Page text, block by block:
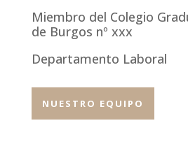
Miembro del Colegio
de Burgos nº xxx
Departamento Laboral
NUESTRO EQUIPO